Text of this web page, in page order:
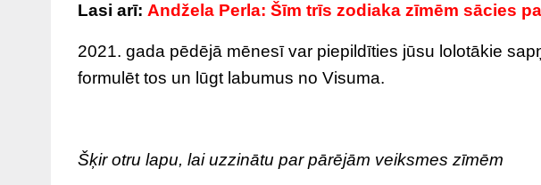
Lasi arī: Andžela Perla: Šīm trīs zodiaka zīmēm sācies
2021. gada pēdējā mēnesī var piepildīties jūsu lolotākie
formulēt tos un lūgt labumus no Visuma.
Šķir otru lapu, lai uzzinātu par pārējām veiksmes zīmēm